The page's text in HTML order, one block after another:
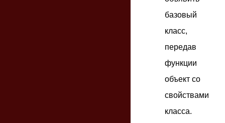
базовый
класс,
передав
функции
объект со
свойствами
класса.